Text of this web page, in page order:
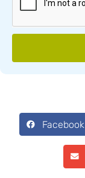
Facebook